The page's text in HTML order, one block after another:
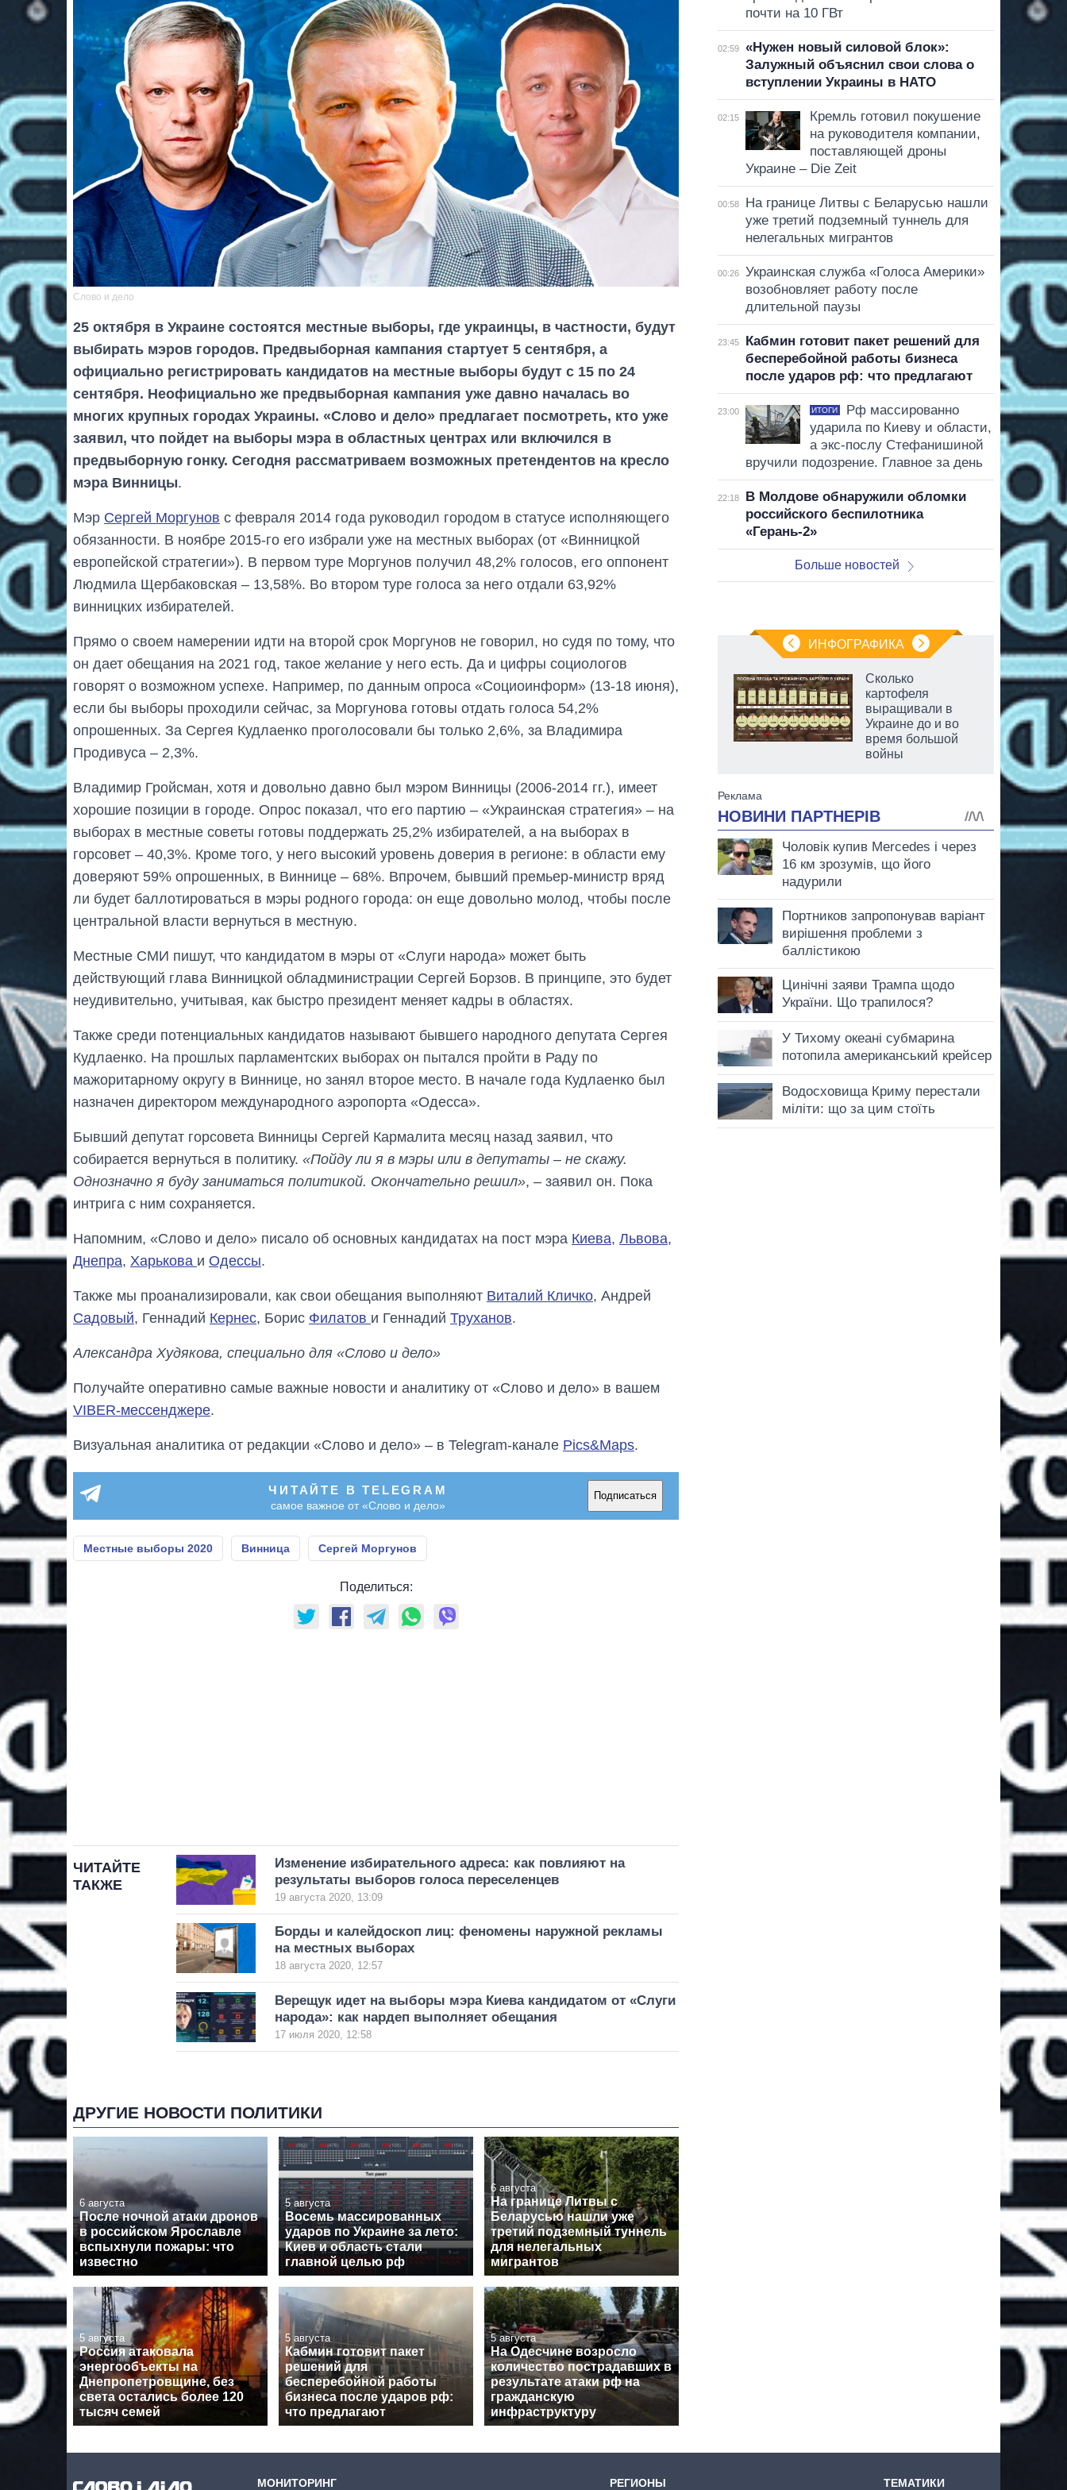
Слово и дело
25 октября в Украине состоятся местные выборы, где украинцы, в частности, будут
выбирать мэров городов. Предвыборная кампания стартует 5 сентября, а
официально регистрировать кандидатов на местные выборы будут с 15 по 24
сентября. Неофициально же предвыборная кампания уже давно началась во
многих крупных городах Украины. «Слово и дело» предлагает посмотреть, кто уже
заявил, что пойдет на выборы мэра в областных центрах или включился в
предвыборную гонку. Сегодня рассматриваем возможных претендентов на кресло
мэра Винницы.
Мэр Сергей Моргунов с февраля 2014 года руководил городом в статусе исполняющего
обязанности. В ноябре 2015-го его избрали уже на местных выборах (от «Винницкой
европейской стратегии»). В первом туре Моргунов получил 48,2% голосов, его оппонент
Людмила Щербаковская – 13,58%. Во втором туре голоса за него отдали 63,92%
винницких избирателей.
Прямо о своем намерении идти на второй срок Моргунов не говорил, но судя по тому, что
он дает обещания на 2021 год, такое желание у него есть. Да и цифры социологов
говорят о возможном успехе. Например, по данным опроса «Социоинформ» (13-18 июня),
если бы выборы проходили сейчас, за Моргунова готовы отдать голоса 54,2%
опрошенных. За Сергея Кудлаенко проголосовали бы только 2,6%, за Владимира
Продивуса – 2,3%.
Владимир Гройсман, хотя и довольно давно был мэром Винницы (2006-2014 гг.), имеет
хорошие позиции в городе. Опрос показал, что его партию – «Украинская стратегия» – на
выборах в местные советы готовы поддержать 25,2% избирателей, а на выборах в
горсовет – 40,3%. Кроме того, у него высокий уровень доверия в регионе: в области ему
доверяют 59% опрошенных, в Виннице – 68%. Впрочем, бывший премьер-министр вряд
ли будет баллотироваться в мэры родного города: он еще довольно молод, чтобы после
центральной власти вернуться в местную.
Местные СМИ пишут, что кандидатом в мэры от «Слуги народа» может быть
действующий глава Винницкой обладминистрации Сергей Борзов. В принципе, это будет
неудивительно, учитывая, как быстро президент меняет кадры в областях.
Также среди потенциальных кандидатов называют бывшего народного депутата Сергея
Кудлаенко. На прошлых парламентских выборах он пытался пройти в Раду по
мажоритарному округу в Виннице, но занял второе место. В начале года Кудлаенко был
назначен директором международного аэропорта «Одесса».
Бывший депутат горсовета Винницы Сергей Кармалита месяц назад заявил, что
собирается вернуться в политику. «Пойду ли я в мэры или в депутаты – не скажу.
Однозначно я буду заниматься политикой. Окончательно решил», – заявил он. Пока
интрига с ним сохраняется.
Напомним, «Слово и дело» писало об основных кандидатах на пост мэра Киева, Львова,
Днепра, Харькова и Одессы.
Также мы проанализировали, как свои обещания выполняют Виталий Кличко, Андрей
Садовый, Геннадий Кернес, Борис Филатов и Геннадий Труханов.
Александра Худякова, специально для «Слово и дело»
Получайте оперативно самые важные новости и аналитику от «Слово и дело» в вашем
VIBER-мессенджере.
Визуальная аналитика от редакции «Слово и дело» – в Telegram-канале Pics&Maps.
ЧИТАЙТЕ В TELEGRAM
самое важное от «Слово и дело»
Подписаться
Местные выборы 2020 Винница Сергей Моргунов
Поделиться:
ЧИТАЙТЕ
ТАКЖЕ
Изменение избирательного адреса: как повлияют на
результаты выборов голоса переселенцев
19 августа 2020, 13:09
Борды и калейдоскоп лиц: феномены наружной рекламы
на местных выборах
18 августа 2020, 12:57
Верещук идет на выборы мэра Киева кандидатом от «Слуги
народа»: как нардеп выполняет обещания
17 июля 2020, 12:58
ДРУГИЕ НОВОСТИ ПОЛИТИКИ
6 августа
После ночной атаки дронов
в российском Ярославле
вспыхнули пожары: что
известно
5 августа
Восемь массированных
ударов по Украине за лето:
Киев и область стали
главной целью рф
6 августа
На границе Литвы с
Беларусью нашли уже
третий подземный туннель
для нелегальных
мигрантов
5 августа
Россия атаковала
энергообъекты на
Днепропетровщине, без
света остались более 120
тысяч семей
5 августа
Кабмин готовит пакет
решений для
бесперебойной работы
бизнеса после ударов рф:
что предлагают
5 августа
На Одесчине возросло
количество пострадавших в
результате атаки рф на
гражданскую
инфраструктуру
почти на 10 ГВт
02:59
«Нужен новый силовой блок»:
Залужный объяснил свои слова о
вступлении Украины в НАТО
02:15
Кремль готовил покушение
на руководителя компании,
поставляющей дроны
Украине – Die Zeit
00:58
На границе Литвы с Беларусью нашли
уже третий подземный туннель для
нелегальных мигрантов
00:26
Украинская служба «Голоса Америки»
возобновляет работу после
длительной паузы
23:45
Кабмин готовит пакет решений для
бесперебойной работы бизнеса
после ударов рф: что предлагают
23:00 ИТОГИ
Рф массированно
ударила по Киеву и области,
а экс-послу Стефанишиной
вручили подозрение. Главное за день
22:18
В Молдове обнаружили обломки
российского беспилотника
«Герань-2»
Больше новостей
ИНФОГРАФИКА
Экономика ИИ-
гигантов: сколько
стоят и
OpenAI и Anthropic
Сколько
картофеля
выращивали в
Украине до и во
время большой
войны
МОНИТОРИНГ РЕГИОНЫ ТЕМАТИКИ